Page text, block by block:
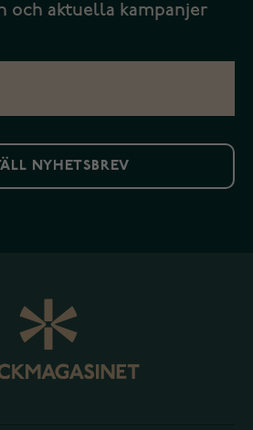
och aktuella kampanjer
NYHETSBREV